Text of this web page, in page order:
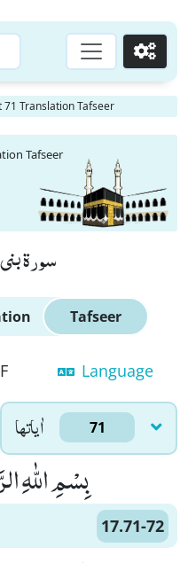
Go
71 Translation Tafseer
Tafseer
سورة
Tafseer
Language
اٰياتها 71
بِسْمِ اللّٰهِ
17.71-72